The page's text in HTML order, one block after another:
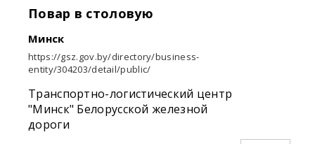
Повар в столовую
Минск
https://gsz.gov.by/directory/business-
entity/304203/detail/public/
Транспортно-логистический центр
"Минск" Белорусской железной
дороги